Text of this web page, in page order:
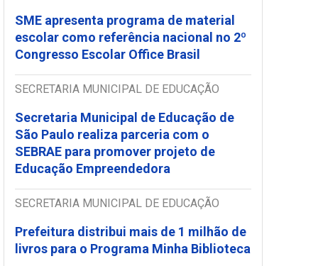
SME apresenta programa de material
escolar como referência nacional no 2º
Congresso Escolar Office Brasil
SECRETARIA MUNICIPAL DE EDUCAÇÃO
Secretaria Municipal de Educação de
São Paulo realiza parceria com o
SEBRAE para promover projeto de
Educação Empreendedora
SECRETARIA MUNICIPAL DE EDUCAÇÃO
Prefeitura distribui mais de 1 milhão de
livros para o Programa Minha Biblioteca